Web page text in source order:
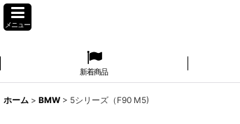
メニュー
新着商品
ホーム > BMW > 5シリーズ（F90 M5)